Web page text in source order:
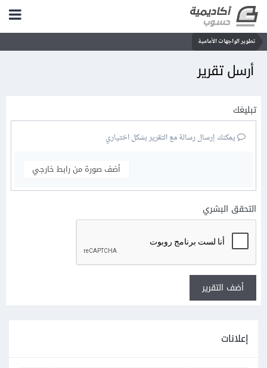
تطوير الواجهات الأمامية
أرسل تقرير
تبليغك
يمكنك إرسال رسالة مع التقرير بشكل اختياري
أضف صورة من رابط خارجي
التحقق البشري
أضف التقرير
إعلانات